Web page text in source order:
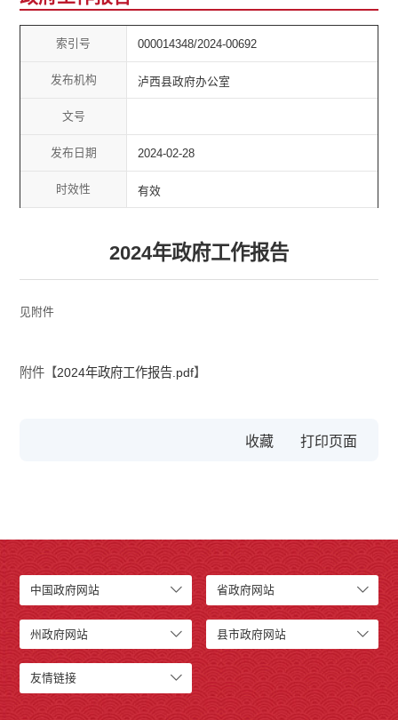
索引号 000014348/2024-00692
发布机构 泸西县政府办公室
文号
发布日期 2024-02-28
时效性 有效
2024年政府工作报告
见附件
附件【2024年政府工作报告.pdf】
收藏
中国政府网站 省政府网站
州政府网站 县市政府网站
友情链接